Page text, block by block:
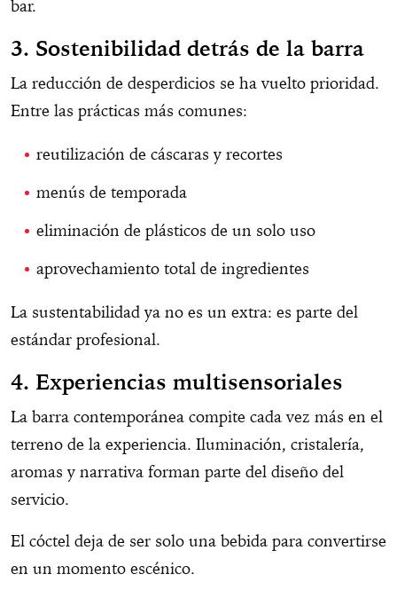
bar.
3. Sostenibilidad detrás de la barra
La reducción de desperdicios se ha vuelto prioridad.
Entre las prácticas más comunes:
reutilización de cáscaras y recortes
menús de temporada
eliminación de plásticos de un solo uso
aprovechamiento total de ingredientes
La sustentabilidad ya no es un extra: es parte del
estándar profesional.
4. Experiencias multisensoriales
La barra contemporánea compite cada vez más en el
terreno de la experiencia. Iluminación, cristalería,
aromas y narrativa forman parte del diseño del
servicio.
El cóctel deja de ser solo una bebida para convertirse
en un momento escénico.